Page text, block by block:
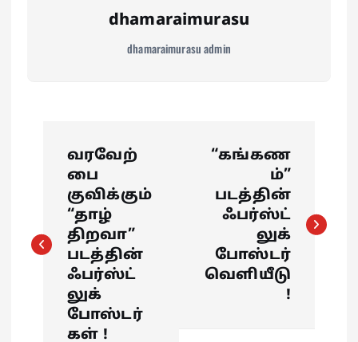
dhamaraimurasu
dhamaraimurasu admin
t
வரவேற்
பை
குவிக்கும்
“தாழ்
திறவா”
படத்தின்
ஃபர்ஸ்ட்
லுக்
போஸ்டர்
கள் !
“கங்கண
ம்”
படத்தின்
ஃபர்ஸ்ட்
லுக்
போஸ்டர்
வெளியீடு
!